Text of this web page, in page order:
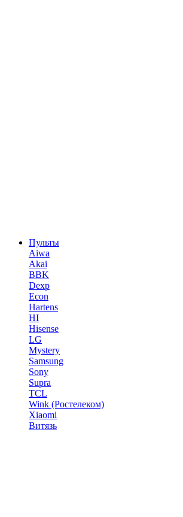
Пульты
Aiwa
Akai
BBK
Dexp
Econ
Hartens
HI
Hisense
LG
Mystery
Samsung
Sony
Supra
TCL
Wink (Ростелеком)
Xiaomi
Витязь